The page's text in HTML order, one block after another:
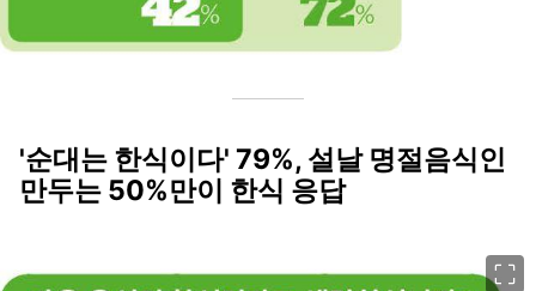
'순대는 한식이다' 79%, 설날 명절음식인
만두는 50%만이 한식 응답